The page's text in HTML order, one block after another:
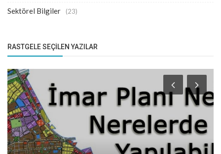
Sektörel Bilgiler (23)
RASTGELE SEÇILEN YAZILAR